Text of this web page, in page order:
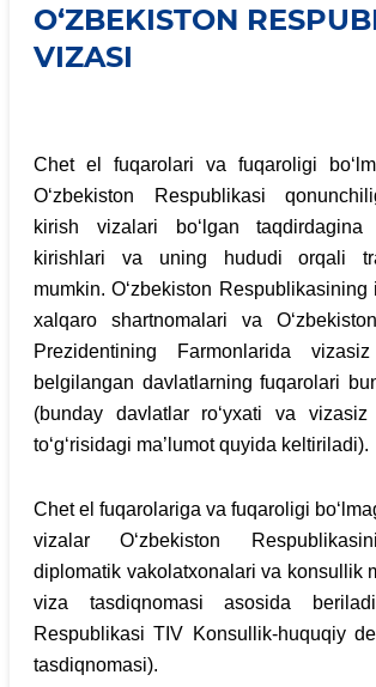
O‘ZBEKISTON
VIZASI
Chet el fuqarolari va fuqaroligi
O‘zbekiston Respublikasi
kirish vizalari bo‘lgan taqdirdagina
kirishlari va uning hududi orqali
mumkin. O‘zbekiston Respublikasining
xalqaro shartnomalari va
Prezidentining Farmonlarida
belgilangan davlatlarning fuqarolari
(bunday davlatlar ro‘yxati va
to‘g‘risidagi ma’lumot quyida keltiriladi).
Chet el fuqarolariga va fuqaroligi
vizalar O‘zbekiston
diplomatik vakolatxonalari va konsullik
viza tasdiqnomasi asosida beriladi
Respublikasi TIV Konsullik-huquqiy
tasdiqnomasi).